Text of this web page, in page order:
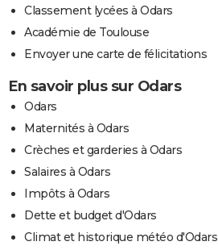
Classement lycées à Odars
Académie de Toulouse
Envoyer une carte de félicitations
En savoir plus sur Odars
Odars
Maternités à Odars
Crèches et garderies à Odars
Salaires à Odars
Impôts à Odars
Dette et budget d'Odars
Climat et historique météo d'Odars